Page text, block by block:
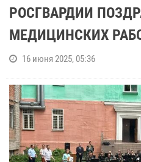
РОСГВАРДИИ
МЕДИЦИНСКИХ
16 июня 2025, 05:36